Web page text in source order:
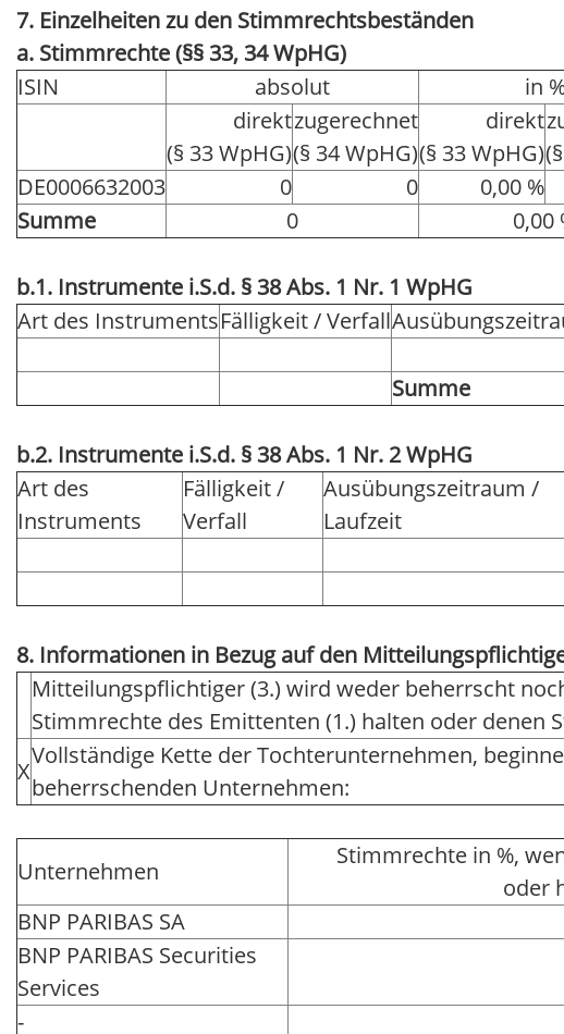
7. Einzelheiten zu den Stimmrechtsbeständen
a. Stimmrechte (§§ 33, 34 WpHG)
ISIN
absolut
in
direkt
(§ 33 WpHG)
zugerechnet
(§ 34 WpHG)
direkt
(§ 33 WpHG)
DE0006632003
0 0 0,00 %
Summe
0 0,00
b.1. Instrumente i.S.d. § 38 Abs. 1 Nr. 1 WpHG
Art des InstrumentsFälligkeit / Verfall
Summe
b.2. Instrumente i.S.d. § 38 Abs. 1 Nr. 2 WpHG
Art des
Instruments
Fälligkeit /
Verfall
Ausübungszeitraum /
Laufzeit
8. Informationen in Bezug auf den
Mitteilungspflichtiger (3.) wird weder beherrscht
Stimmrechte des Emittenten (1.) halten oder denen
X
Vollständige Kette der Tochterunternehmen,
beherrschenden Unternehmen:
Unternehmen
Stimmrechte in %,
oder
BNP PARIBAS SA
BNP PARIBAS Securities
Services
-